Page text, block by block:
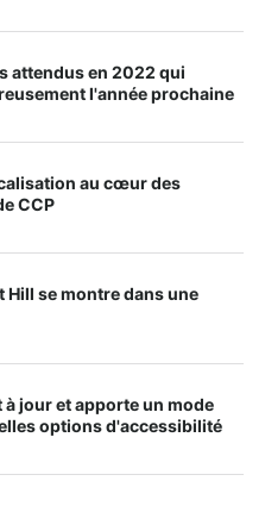
attendus en 2022 qui
l'année prochaine
au cœur des
CCP
Hill se montre dans une
à jour et apporte un mode
options d'accessibilité